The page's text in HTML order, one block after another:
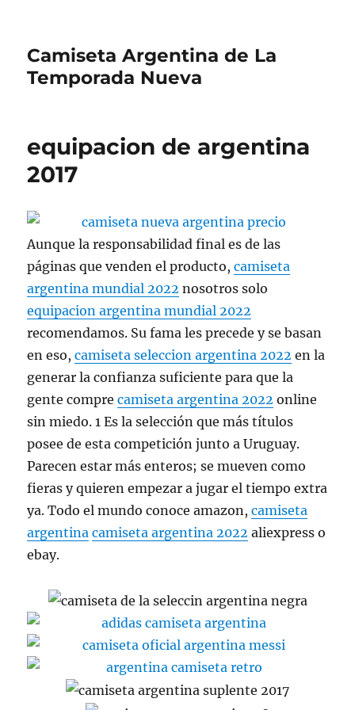
Camiseta Argentina de La
Temporada Nueva
equipacion de argentina
2017
Aunque la responsabilidad final es de las
páginas que venden el producto,camiseta
argentina mundial 2022 nosotros solo
equipacion argentina mundial 2022
recomendamos. Su fama les precede y se basan
en eso,camiseta seleccion argentina 2022 en la
generar la confianza suficiente para que la
gente comprecamiseta argentina 2022 online
sin miedo. 1 Es la selección que más títulos
posee de esta competición junto a Uruguay.
Parecen estar más enteros; se mueven como
fieras y quieren empezar a jugar el tiempo extra
ya. Todo el mundo conoce amazon,camiseta
argentina camiseta argentina 2022 aliexpress o
ebay.